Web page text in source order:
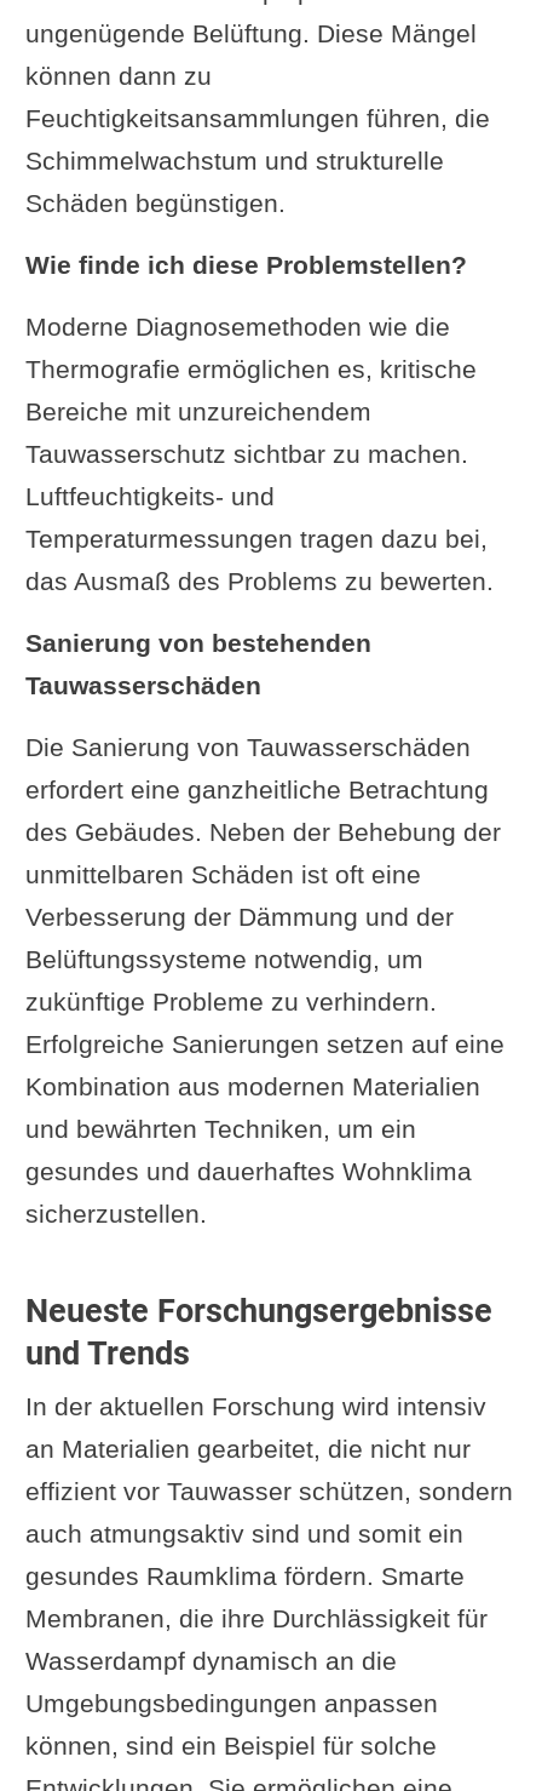
ungenügende Belüftung. Diese Mängel
können dann zu
Feuchtigkeitsansammlungen führen, die
Schimmelwachstum und strukturelle
Schäden begünstigen.
Wie finde ich diese Problemstellen?
Moderne Diagnosemethoden wie die
Thermografie ermöglichen es, kritische
Bereiche mit unzureichendem
Tauwasserschutz sichtbar zu machen.
Luftfeuchtigkeits- und
Temperaturmessungen tragen dazu bei,
das Ausmaß des Problems zu bewerten.
Sanierung von bestehenden
Tauwasserschäden
Die Sanierung von Tauwasserschäden
erfordert eine ganzheitliche Betrachtung
des Gebäudes. Neben der Behebung der
unmittelbaren Schäden ist oft eine
Verbesserung der Dämmung und der
Belüftungssysteme notwendig, um
zukünftige Probleme zu verhindern.
Erfolgreiche Sanierungen setzen auf eine
Kombination aus modernen Materialien
und bewährten Techniken, um ein
gesundes und dauerhaftes Wohnklima
sicherzustellen.
Neueste Forschungsergebnisse
und Trends
In der aktuellen Forschung wird intensiv
an Materialien gearbeitet, die nicht nur
effizient vor Tauwasser schützen, sondern
auch atmungsaktiv sind und somit ein
gesundes Raumklima fördern. Smarte
Membranen, die ihre Durchlässigkeit für
Wasserdampf dynamisch an die
Umgebungsbedingungen anpassen
können, sind ein Beispiel für solche